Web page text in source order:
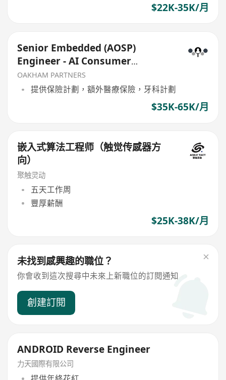
$22K-35K/月
Senior Embedded (AOSP)
Engineer - AI Consumer
Electronics
OAKHAM PARTNERS
提供保險計劃，額外醫療保險，牙科計劃
$35K-65K/月
嵌入式算法工程师（触觉传感器方
向）
聚触灵动
五天工作周
豐厚薪酬
$25K-38K/月
未找到感興趣的職位？
你會收到這次搜尋中未來上新職位的訂閱通知
創建訂閱
ANDROID Reverse Engineer
力天國際有限公司